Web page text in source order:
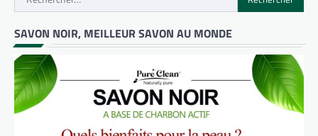
SAVON NOIR, MEILLEUR SAVON AU MONDE